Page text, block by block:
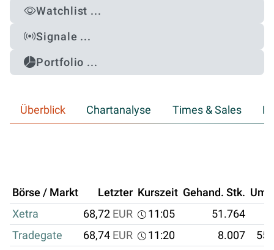
Watchlist ...
Signale ...
Portfolio ...
Überblick Chartanalyse Times & Sales
Börse / Markt Letzter Kurszeit Gehand. Stk.
Xetra
68,72 EUR 11:05 51.764
Tradegate
68,74 EUR 11:20 8.007